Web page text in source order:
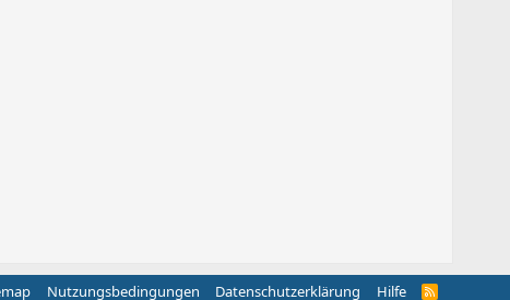
Nutzungsbedingungen Datenschutzerklärung Hilfe
R